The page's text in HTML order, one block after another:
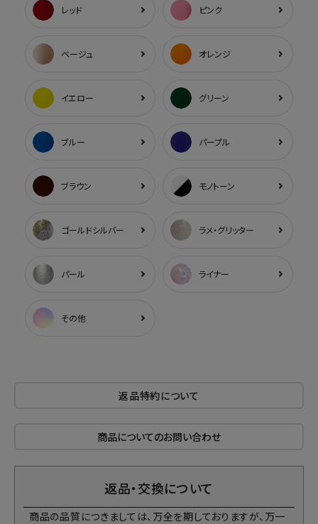
レッド ピンク
ベージュ オレンジ
イエロー グリーン
ブルー パープル
ブラウン モノトーン
ゴールドシルバー ラメ・グリッター
パール ライナー
その他
返品特約について
商品についてのお問い合わせ
返品・交換について
商品の品質につきましては、万全を期しておりますが、万一